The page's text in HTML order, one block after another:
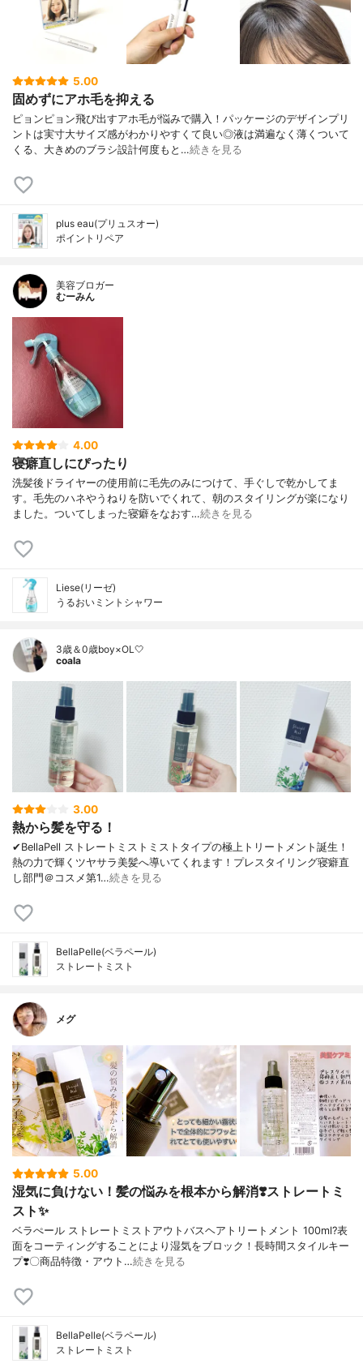
5.00
固めずにアホ毛を抑える
ピョンピョン飛び出すアホ毛が悩みで購入！パッケージのデザインプリ
ントは実寸大サイズ感がわかりやすくて良い◎液は満遍なく薄くついて
くる、大きめのブラシ設計何度もと…続きを見る
plus eau(プリュスオー)
ポイントリペア
美容ブロガー
むーみん
4.00
寝癖直しにぴったり
洗髪後ドライヤーの使用前に毛先のみにつけて、手ぐしで乾かしてま
す。毛先のハネやうねりを防いでくれて、朝のスタイリングが楽になり
ました。ついてしまった寝癖をなおす…続きを見る
Liese(リーゼ)
うるおいミントシャワー
3歳＆0歳boy×OL🤍
coala
3.00
熱から髪を守る！
✔︎BellaPell ストレートミストミストタイプの極上トリートメント誕生！
熱の力で輝くツヤサラ美髪へ導いてくれます！プレスタイリング寝癖直
し部門＠コスメ第1…続きを見る
BellaPelle(ベラペール)
ストレートミスト
メグ
5.00
湿気に負けない！髪の悩みを根本から解消❣️ストレートミ
スト✨
ベラぺール ストレートミストアウトバスヘアトリートメント 100ml?表
面をコーティングすることにより湿気をブロック！長時間スタイルキー
プ❣️〇商品特徴・アウト…続きを見る
BellaPelle(ベラペール)
ストレートミスト